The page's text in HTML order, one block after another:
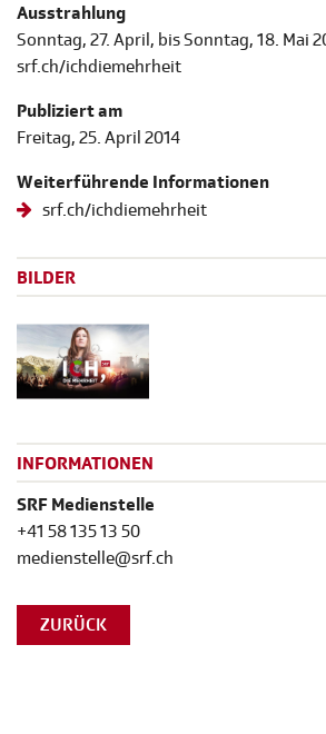
Ausstrahlung
Sonntag, 27. April, bis Sonntag, 18. Mai
srf.ch/ichdiemehrheit
Publiziert am
Freitag, 25. April 2014
Weiterführende Informationen
srf.ch/ichdiemehrheit
BILDER
INFORMATIONEN
SRF Medienstelle
+41 58 135 13 50
medienstelle@srf.ch
ZURÜCK